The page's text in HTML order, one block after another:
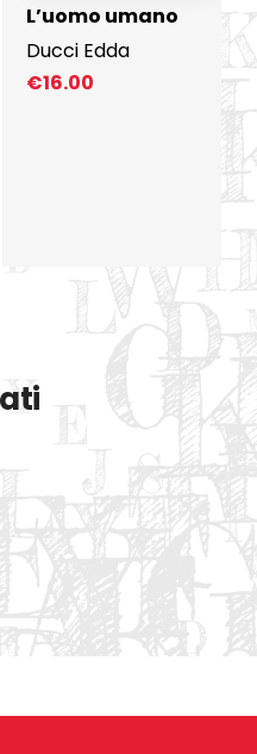
L’uomo umano
Ducci Edda
€16.00